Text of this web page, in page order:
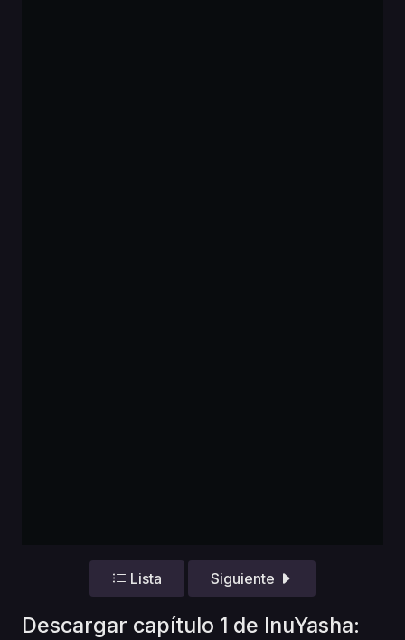
Lista Siguiente
Descargar capítulo 1 de InuYasha: